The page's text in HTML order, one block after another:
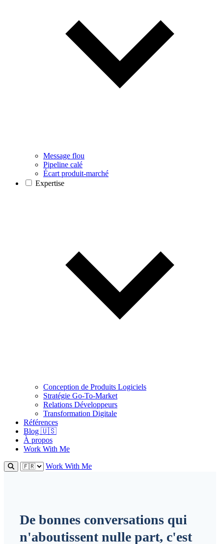
Message flou
Pipeline calé
Écart produit-marché
Expertise
Conception de Produits Logiciels
Stratégie Go-To-Market
Relations Développeurs
Transformation Digitale
Références
Blog 🇺🇸
À propos
Work With Me
Work With Me
De bonnes conversations qui
n'aboutissent nulle part, c'est